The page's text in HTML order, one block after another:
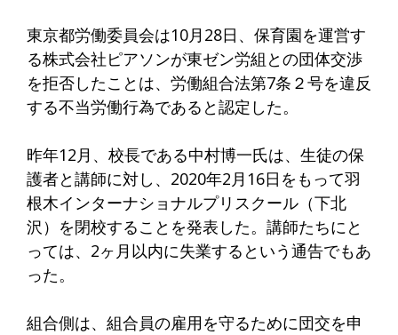
東京都労働委員会は10月28日、保育園を運営す
る株式会社ピアソンが東ゼン労組との団体交渉
を拒否したことは、労働組合法第7条２号を違反
する不当労働行為であると認定した。
昨年12月、校長である中村博一氏は、生徒の保
護者と講師に対し、2020年2月16日をもって羽
根木インターナショナルプリスクール（下北
沢）を閉校することを発表した。講師たちにと
っては、2ヶ月以内に失業するという通告でもあ
った。
組合側は、組合員の雇用を守るために団交を申